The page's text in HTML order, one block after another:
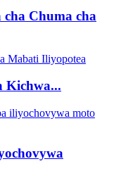
Chuma cha
Kichwa...